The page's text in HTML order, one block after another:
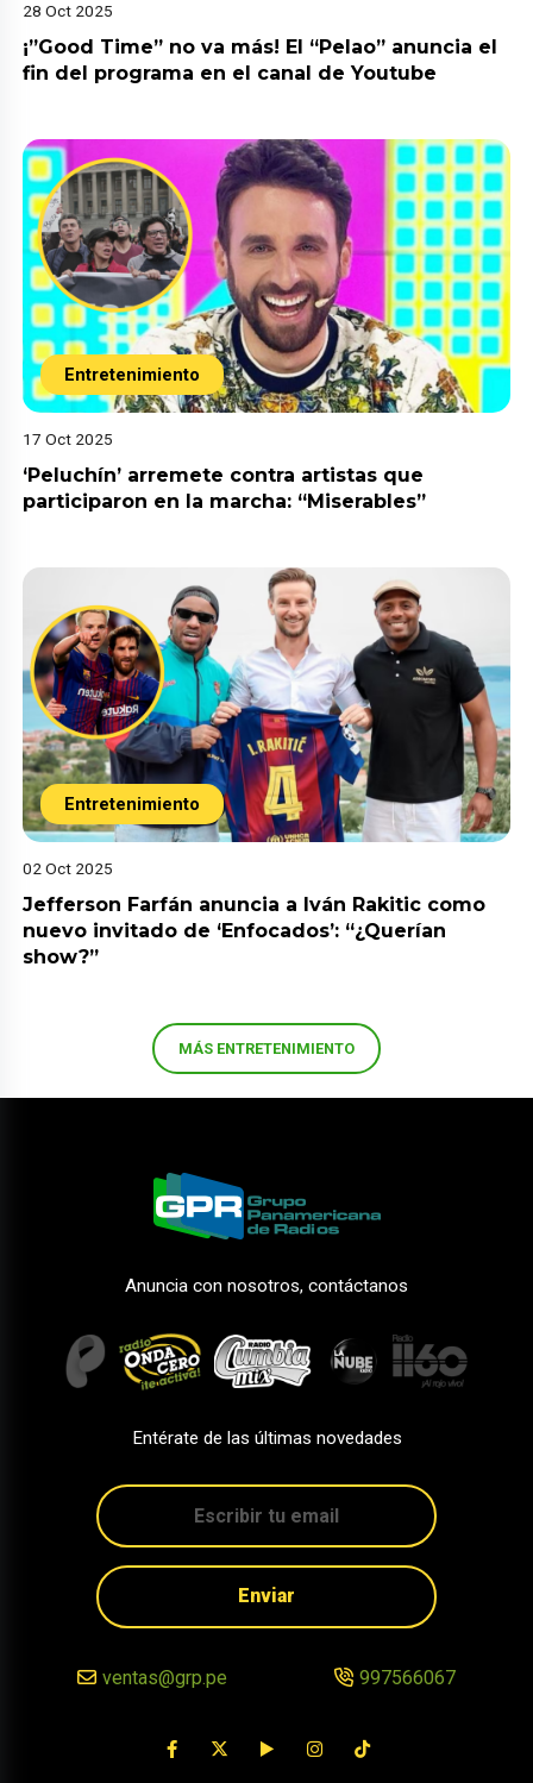
28 Oct 2025
¡”Good Time” no va más! El “Pelao” anuncia el
fin del programa en el canal de Youtube
Entretenimiento
17 Oct 2025
‘Peluchín’ arremete contra artistas que
participaron en la marcha: “Miserables”
Entretenimiento
02 Oct 2025
Jefferson Farfán anuncia a Iván Rakitic como
nuevo invitado de ‘Enfocados’: “¿Querían
show?”
MÁS ENTRETENIMIENTO
Anuncia con nosotros, contáctanos
Entérate de las últimas novedades
Enviar
ventas@grp.pe 997566067